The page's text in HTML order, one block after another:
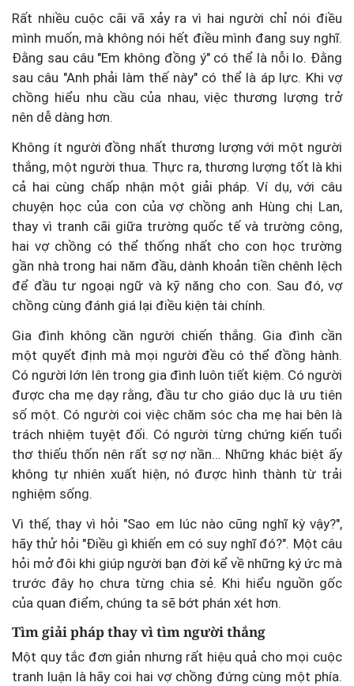
Rất nhiều cuộc cãi vã xảy ra vì hai người chỉ nói điều
mình muốn, mà không nói hết điều mình đang suy nghĩ.
Đằng sau câu "Em không đồng ý" có thể là nỗi lo. Đằng
sau câu "Anh phải làm thế này" có thể là áp lực. Khi vợ
chồng hiểu nhu cầu của nhau, việc thương lượng trở
nên dễ dàng hơn.
Không ít người đồng nhất thương lượng với một người
thắng, một người thua. Thực ra, thương lượng tốt là khi
cả hai cùng chấp nhận một giải pháp. Ví dụ, với câu
chuyện học của con của vợ chồng anh Hùng chị Lan,
thay vì tranh cãi giữa trường quốc tế và trường công,
hai vợ chồng có thể thống nhất cho con học trường
gần nhà trong hai năm đầu, dành khoản tiền chênh lệch
để đầu tư ngoại ngữ và kỹ năng cho con. Sau đó, vợ
chồng cùng đánh giá lại điều kiện tài chính.
Gia đình không cần người chiến thắng. Gia đình cần
một quyết định mà mọi người đều có thể đồng hành.
Có người lớn lên trong gia đình luôn tiết kiệm. Có người
được cha mẹ dạy rằng, đầu tư cho giáo dục là ưu tiên
số một. Có người coi việc chăm sóc cha mẹ hai bên là
trách nhiệm tuyệt đối. Có người từng chứng kiến tuổi
thơ thiếu thốn nên rất sợ nợ nần… Những khác biệt ấy
không tự nhiên xuất hiện, nó được hình thành từ trải
nghiệm sống.
Vì thế, thay vì hỏi "Sao em lúc nào cũng nghĩ kỳ vậy?",
hãy thử hỏi "Điều gì khiến em có suy nghĩ đó?". Một câu
hỏi mở đôi khi giúp người bạn đời kể về những ký ức mà
trước đây họ chưa từng chia sẻ. Khi hiểu nguồn gốc
của quan điểm, chúng ta sẽ bớt phán xét hơn.
Tìm giải pháp thay vì tìm người thắng
Một quy tắc đơn giản nhưng rất hiệu quả cho mọi cuộc
tranh luận là hãy coi hai vợ chồng đứng cùng một phía.